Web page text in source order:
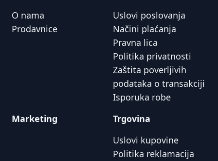
O nama
Prodavnice
Uslovi poslovanja
Načini plaćanja
Pravna lica
Politika privatnosti
Zaštita poverljivih
podataka o transakciji
Isporuka robe
Marketing
Trgovina
Uslovi kupovine
Politika reklamacija